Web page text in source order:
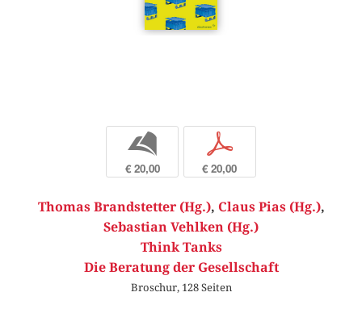
b
€ 20,00
p
€ 20,00
Thomas Brandstetter (Hg.), Claus Pias (Hg.),
Sebastian Vehlken (Hg.)
Think Tanks
Die Beratung der Gesellschaft
Broschur, 128 Seiten